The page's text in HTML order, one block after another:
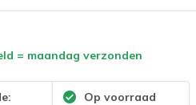
= maandag verzonden
Op voorraad